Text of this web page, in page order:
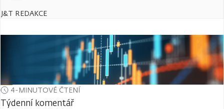
J&T REDAKCE
4-MINUTOVÉ ČTENÍ
Týdenní komentář